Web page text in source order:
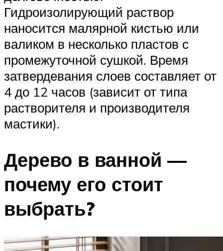
Гидроизолирующий раствор
наносится малярной кистью или
валиком в несколько пластов с
промежуточной сушкой. Время
затвердевания слоев составляет от
4 до 12 часов (зависит от типа
растворителя и производителя
мастики).
Дерево в ванной —
почему его стоит
выбрать?